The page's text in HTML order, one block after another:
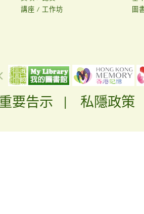
講座 / 工作坊
圖
要告示 私隱政策